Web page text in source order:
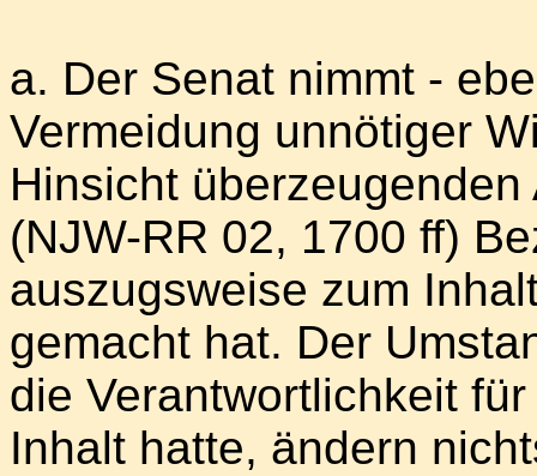
a. Der Senat nimmt -
Vermeidung unnötiger
Hinsicht
(NJW-RR 02, 1700 ff)
auszugsweise zum
gemacht hat. Der
die Verantwortlichkeit
Inhalt hatte, ändern